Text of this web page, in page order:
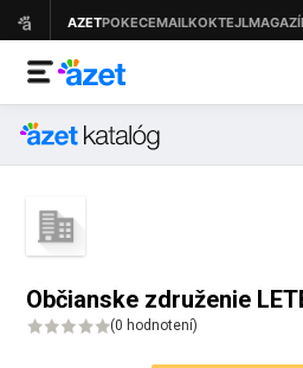
Občianske združenie
(0 hodnotení)